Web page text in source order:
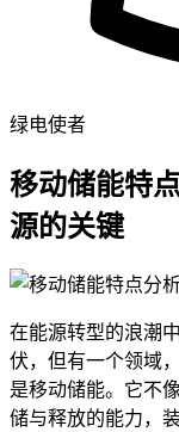
绿电使者
移动储能特
源的关键
在能源转型的浪潮
伏，但有一个领域
是移动储能。它不
储与释放的能力，